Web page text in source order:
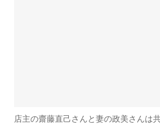
店主の齋藤直己さんと妻の政美さんは